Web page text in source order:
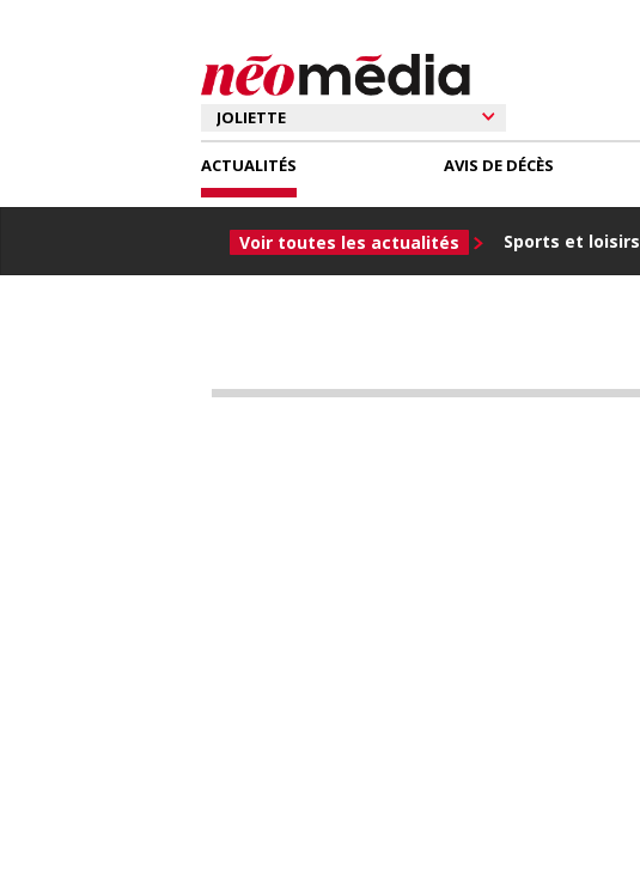
ACTUALITÉS
Voir toutes les actualités Sports et loisirs
AVIS DE DÉCÈS